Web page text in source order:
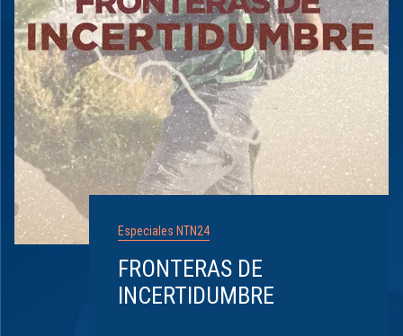
Especiales NTN24
FRONTERAS DE
INCERTIDUMBRE